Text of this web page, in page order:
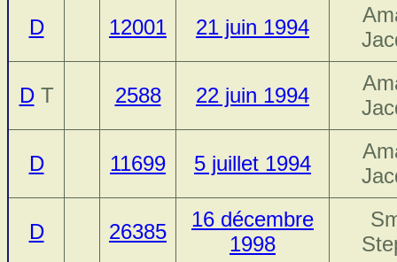
D 12001 21 juin 1994
DT 2588 22 juin 1994
D 11699 5 juillet 1994
D 26385
16 décembre
1998